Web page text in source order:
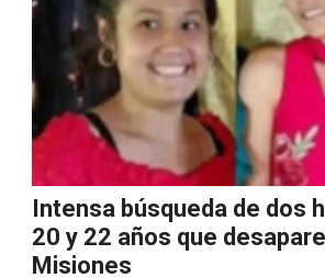
Intensa búsqueda de dos
20 y 22 años que
Misiones